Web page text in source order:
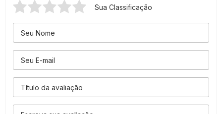
Sua Classificação